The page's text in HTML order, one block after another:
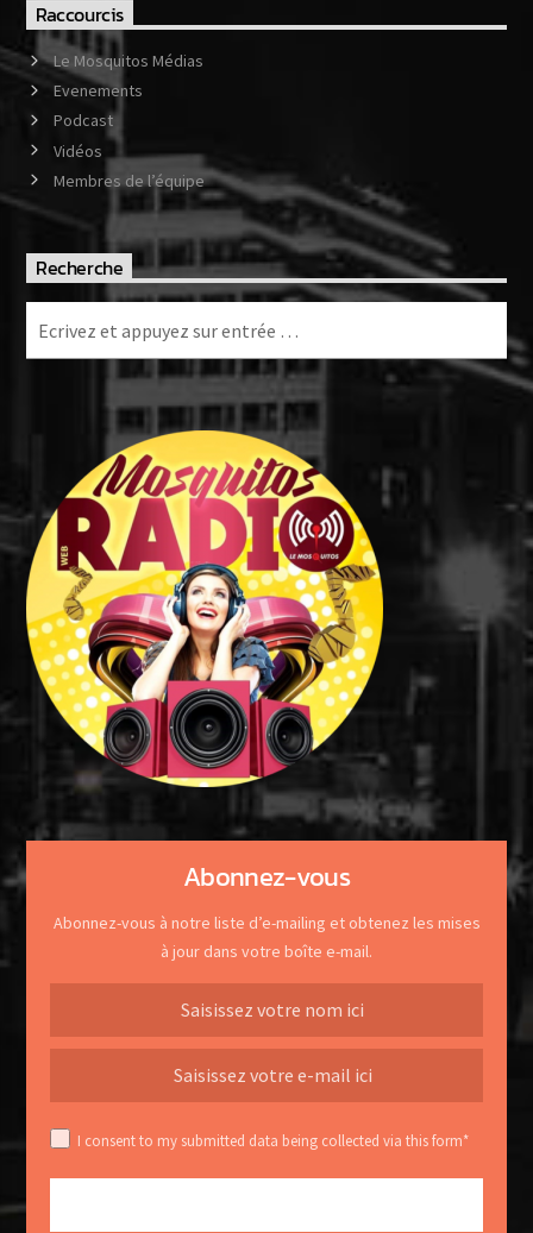
Raccourcis
Le Mosquitos Médias
Evenements
Podcast
Vidéos
Membres de l’équipe
Recherche
Abonnez-vous
Abonnez-vous à notre liste d’e-mailing et obtenez les mises
à jour dans votre boîte e-mail.
I consent to my submitted data being collected via this form*